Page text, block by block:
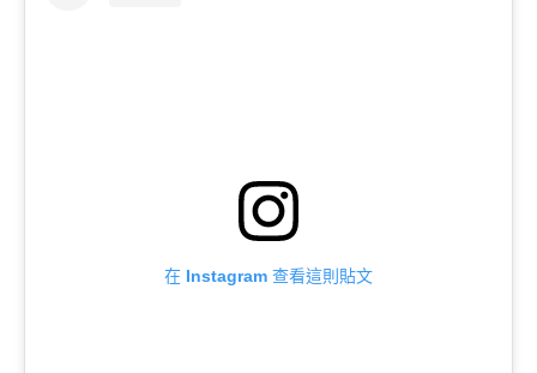
在 Instagram 查看這則貼文